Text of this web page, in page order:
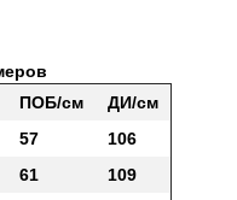
ПОБ/см
ДИ/см
57
106
61
109